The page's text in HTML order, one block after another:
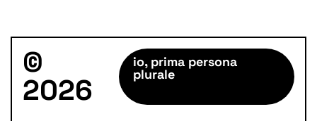
©
2026
io, prima persona
plurale